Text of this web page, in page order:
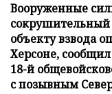
Вооруженные
сокрушительный
объекту взвода
Херсоне,
18-й
с позывным